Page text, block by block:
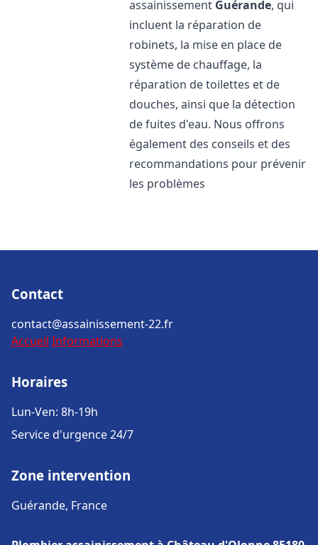
assainissement Guérande, qui
incluent la réparation de
robinets, la mise en place de
système de chauffage, la
réparation de toilettes et de
douches, ainsi que la détection
de fuites d'eau. Nous offrons
également des conseils et des
recommandations pour prévenir
les problèmes
Contact
contact@assainissement-22.fr
Accueil Informations
Horaires
Lun-Ven: 8h-19h
Service d'urgence 24/7
Zone intervention
Guérande, France